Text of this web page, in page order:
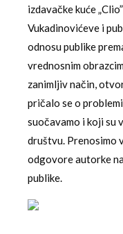
izdavačke kuće
Vukadinovićeve i
odnosu publike
vrednosnim
zanimljiv način,
pričalo se o
suočavamo i koji su
društvu. Prenosimo
odgovore autorke
publike.